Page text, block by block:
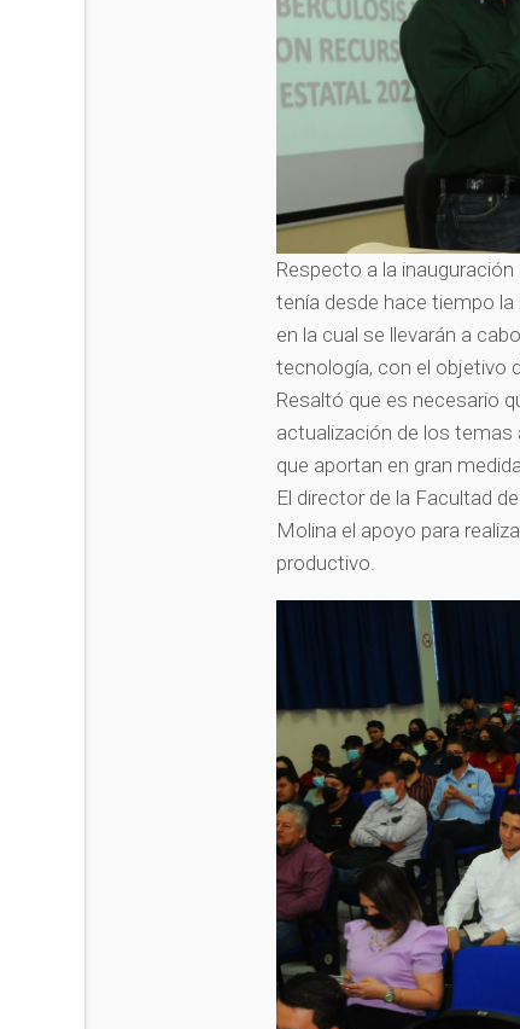
Respecto a la
tenía desde hace tiempo
en la cual se llevarán a
tecnología, con el objetivo
Resaltó que es necesario
actualización de los
que aportan en gran
El director de la Facultad
Molina el apoyo para
productivo.